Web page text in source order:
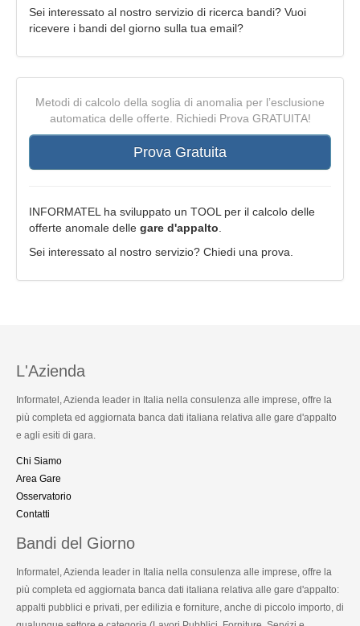
Sei interessato al nostro servizio di ricerca bandi? Vuoi
ricevere i bandi del giorno sulla tua email?
Metodi di calcolo della soglia di anomalia per l’esclusione
automatica delle offerte. Richiedi Prova GRATUITA!
Prova Gratuita
INFORMATEL ha sviluppato un TOOL per il calcolo delle
offerte anomale delle gare d'appalto.
Sei interessato al nostro servizio? Chiedi una prova.
L'Azienda
Informatel, Azienda leader in Italia nella consulenza alle imprese, offre la
più completa ed aggiornata banca dati italiana relativa alle gare d'appalto
e agli esiti di gara.
Chi Siamo
Area Gare
Osservatorio
Contatti
Bandi del Giorno
Informatel, Azienda leader in Italia nella consulenza alle imprese, offre la
più completa ed aggiornata banca dati italiana relativa alle gare d'appalto:
appalti pubblici e privati, per edilizia e forniture, anche di piccolo importo, di